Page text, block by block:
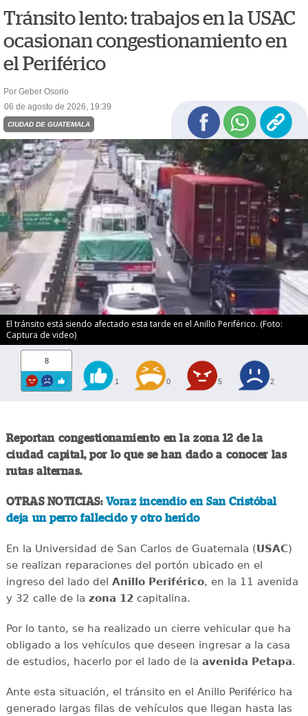
Tránsito lento: trabajos en la USAC
ocasionan congestionamiento en
el Periférico
Por Geber Osorio
06 de agosto de 2026, 19:39
CIUDAD DE GUATEMALA
El tránsito está siendo afectado esta tarde en el Anillo Periférico. (Foto:
Captura de video)
8
1 0 5 2
Reportan congestionamiento en la zona 12 de la
ciudad capital, por lo que se han dado a conocer las
rutas alternas.
OTRAS NOTICIAS: Voraz incendio en San Cristóbal
deja un perro fallecido y otro herido
En la Universidad de San Carlos de Guatemala (USAC)
se realizan reparaciones del portón ubicado en el
ingreso del lado del Anillo Periférico, en la 11 avenida
y 32 calle de la zona 12capitalina.
Por lo tanto, se ha realizado un cierre vehicular que ha
obligado a los vehículos que deseen ingresar a la casa
de estudios, hacerlo por el lado de la avenida Petapa.
Ante esta situación, el tránsito en el Anillo Periférico ha
generado largas filas de vehículos que llegan hasta las